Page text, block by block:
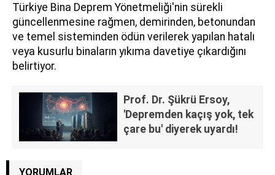
Türkiye Bina Deprem Yönetmeliği'nin sürekli
güncellenmesine rağmen, demirinden, betonundan
ve temel sisteminden ödün verilerek yapılan hatalı
veya kusurlu binaların yıkıma davetiye çıkardığını
belirtiyor.
Prof. Dr. Şükrü Ersoy,
'Depremden kaçış yok, tek
çare bu' diyerek uyardı!
YORUMLAR